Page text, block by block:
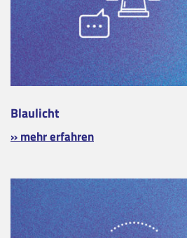
Blaulicht
» mehr erfahren